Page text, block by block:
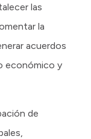
las
la
acuerdos
económico y
de